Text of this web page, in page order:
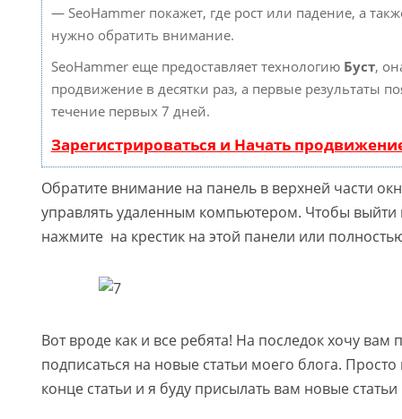
— SeoHammer покажет, где рост или падение, а
нужно обратить внимание.
SeoHammer еще предоставляет технологию Буст,
продвижение в десятки раз, а первые результаты
течение первых 7 дней.
Зарегистрироваться и Начать
Обратите внимание на панель в верхней части
управлять удаленным компьютером. Чтобы
нажмите на крестик на этой панели или
Вот вроде как и все ребята! На последок хочу вам
подписаться на новые статьи моего блога.
конце статьи и я буду присылать вам новые